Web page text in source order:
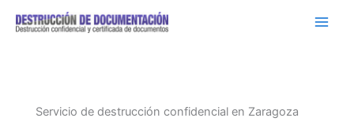
Servicio de destrucción confidencial en Zaragoza